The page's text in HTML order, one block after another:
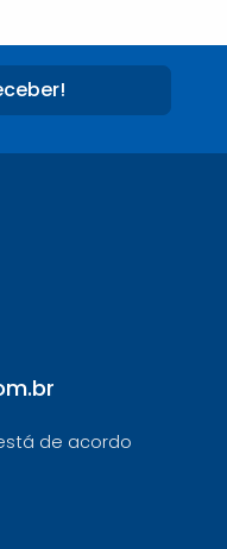
de acordo